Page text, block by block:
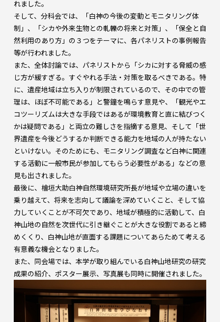
れました。
そして、分科会では、「白神の今後の変動とモニタリング体
制」、「シカや外来生物との軋轢の将来と対策」、「保全と自
然利用のあり方」の３つをテーマに、各パネリストの事例報告
等が行われました。
また、全体討論では、パネリストから「シカに対する脅威の感
じ方が緩すぎる。すぐやれる手法・対策を取るべきである。特
に、遺産地域は立ち入りが制限されているので、その中での管
理は、ほぼ不可能である」と警鐘を鳴らす意見や、「観光やエ
コツーリズムは大きな手段ではあるが環境教育と直に結びつく
かは疑問である」と両立の難しさを指摘する意見、そして「世
界遺産を今後どうするか判断できる能力を地域の人が持たない
といけない。そのためにも、モニタリング調査など白神に関連
する活動に一般市民が参加してもらう必要性がある」などの意
見も出されました。
最後に、檜垣大助白神自然環境研究所長が地域や立場の違いを
乗り越えて、将来を志向して議論を深めていくこと、そして協
力していくことが不可欠であり、地域が積極的に活動して、白
神山地の自然を次世代に引き継ぐことが大きな役割であると締
めくくり、白神山地が直面する課題についてあらためて考える
有意義な機会となりました。
また、同会場では、本学が取り組んでいる白神山地研究の研究
成果の紹介、ポスター展示、写真展も同時に開催されました。